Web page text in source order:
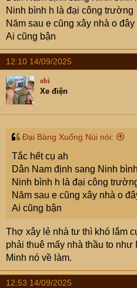
Ninh bình h là đại công trường
Năm sau e cũng xây nhà o
Ai cũng bận
12:10 14/09/2025
obi
Xe điện
Đại Bàng Xuống Núi nói:
Tắc hết cụ ah
Dân Nam định sang Ninh
Ninh bình h là đại công
Năm sau e cũng xây nhà o
Ai cũng bận
Thợ xây lẻ nhà tư thì khó lắm
phải thuê mấy nhà thầu to
Minh nó về làm.
12:53 14/09/2025